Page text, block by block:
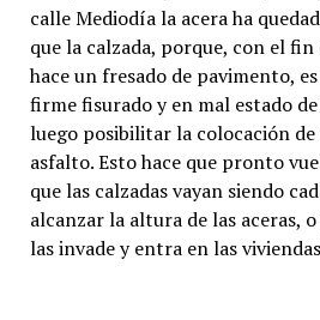
calle Mediodía la acera ha
que la calzada, porque, con el
hace un fresado de pavimento,
firme fisurado y en mal estado
luego posibilitar la colocación de
asfalto. Esto hace que pronto
que las calzadas vayan siendo
alcanzar la altura de las aceras,
las invade y entra en las